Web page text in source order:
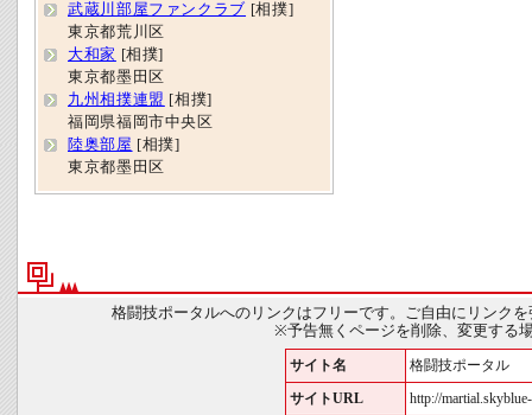
武蔵川部屋ファンクラブ [相撲]
東京都荒川区
大和家 [相撲]
東京都墨田区
九州相撲連盟 [相撲]
福岡県福岡市中央区
陸奥部屋 [相撲]
東京都墨田区
格闘技ポータルへのリンクはフリーです。ご自由にリンク
※予告無くページを削除、変更する
サイト名 格闘技ポータル
サイトURL http://